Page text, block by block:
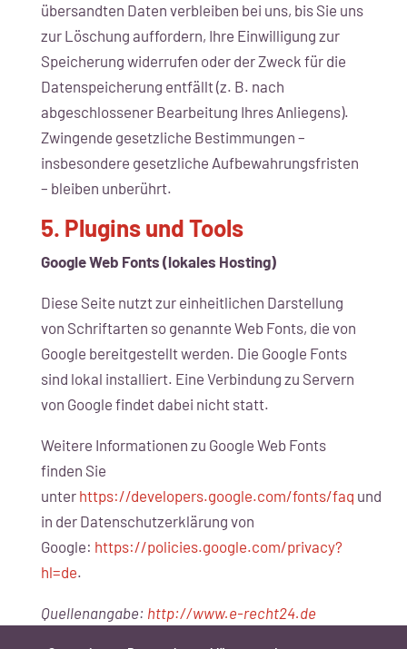
übersandten Daten verbleiben bei uns, bis Sie uns
zur Löschung auffordern, Ihre Einwilligung zur
Speicherung widerrufen oder der Zweck für die
Datenspeicherung entfällt (z. B. nach
abgeschlossener Bearbeitung Ihres Anliegens).
Zwingende gesetzliche Bestimmungen –
insbesondere gesetzliche Aufbewahrungsfristen
– bleiben unberührt.
5. Plugins und Tools
Google Web Fonts (lokales Hosting)
Diese Seite nutzt zur einheitlichen Darstellung
von Schriftarten so genannte Web Fonts, die von
Google bereitgestellt werden. Die Google Fonts
sind lokal installiert. Eine Verbindung zu Servern
von Google findet dabei nicht statt.
Weitere Informationen zu Google Web Fonts
finden Sie
unter https://developers.google.com/fonts/faq und
in der Datenschutzerklärung von
Google: https://policies.google.com/privacy?
hl=de.
Quellenangabe: http://www.e-recht24.de